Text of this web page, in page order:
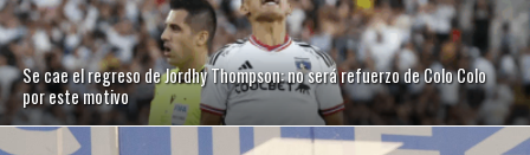
Se cae el regreso de Jordhy Thompson: no será refuerzo de Colo Colo
por este motivo